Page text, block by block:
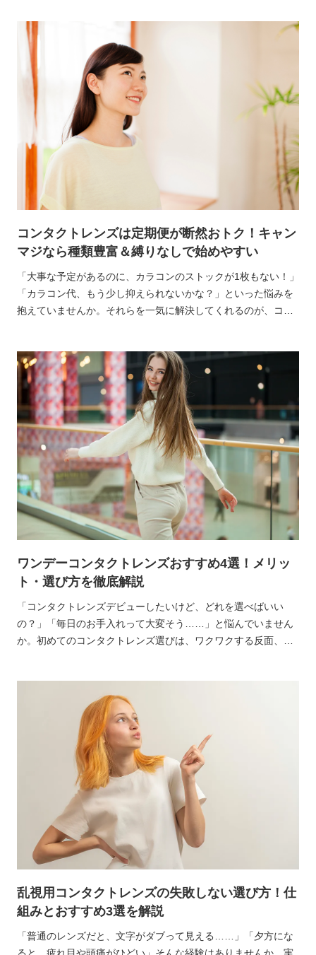
機能付きのコンタクトレンズなんです。
コンタクトレンズは定期便が断然おトク！キャン
マジなら種類豊富＆縛りなしで始めやすい
「大事な予定があるのに、カラコンのストックが1枚もない！」
「カラコン代、もう少し抑えられないかな？」といった悩みを
抱えていませんか。それらを一気に解決してくれるのが、コン
ワンデーコンタクトレンズおすすめ4選！メリッ
ト・選び方を徹底解説
「コンタクトレンズデビューしたいけど、どれを選べばいい
の？」「毎日のお手入れって大変そう……」と悩んでいません
か。初めてのコンタクトレンズ選びは、ワクワクする反面、不
乱視用コンタクトレンズの失敗しない選び方！仕
組みとおすすめ3選を解説
「普通のレンズだと、文字がダブって見える……」「夕方にな